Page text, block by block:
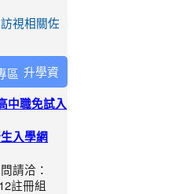
視相關佐
升學資
中職免試入
入學網
請洽：
註冊組